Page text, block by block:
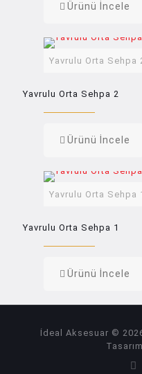
Ürünü İncele
Yavrulu Orta Sehpa
Yavrulu Orta Sehpa 2
Ürünü İncele
Yavrulu Orta Sehpa
Yavrulu Orta Sehpa 1
Ürünü İncele
İdeal Aksesuar ©